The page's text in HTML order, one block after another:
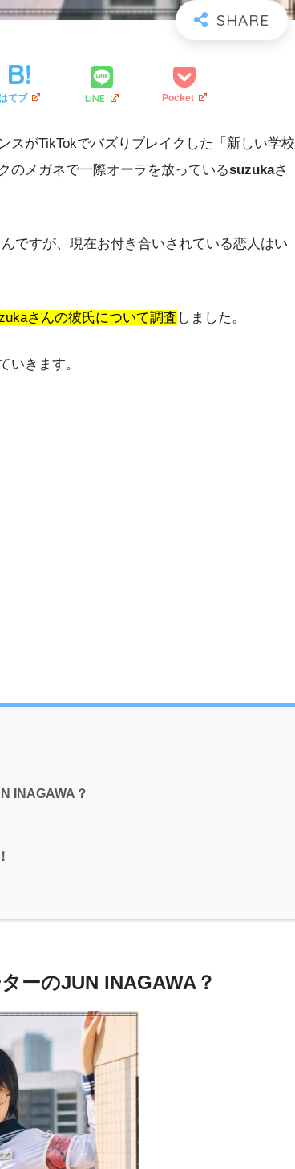
てブ LINE Pocket
スがTikTokでバズりブレイクした「新しい学校
のメガネで一際オーラを放っているsuzukaさ
ですが、現在お付き合いされている恋人はい
さんの彼氏について調査 しました。
いきます。
INAGAWA？
ーのJUN INAGAWA？